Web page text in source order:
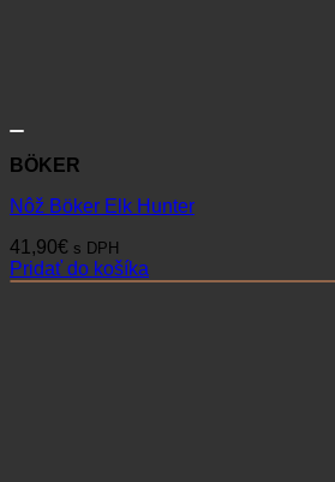
BÖKER
Nôž Böker Elk Hunter
41,90€ s DPH
Pridať do košíka